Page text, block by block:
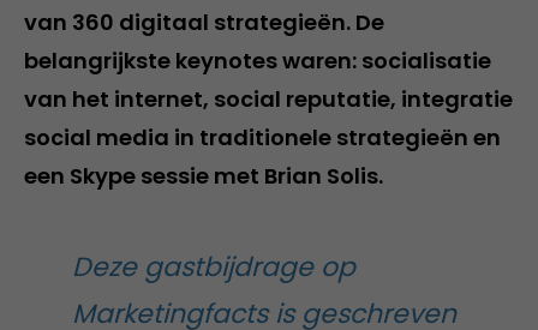
van 360 digitaal strategieën. De
belangrijkste keynotes waren: socialisatie
van het internet, social reputatie, integratie
social media in traditionele strategieën en
een Skype sessie met Brian Solis.
Deze gastbijdrage op
Marketingfacts is geschreven